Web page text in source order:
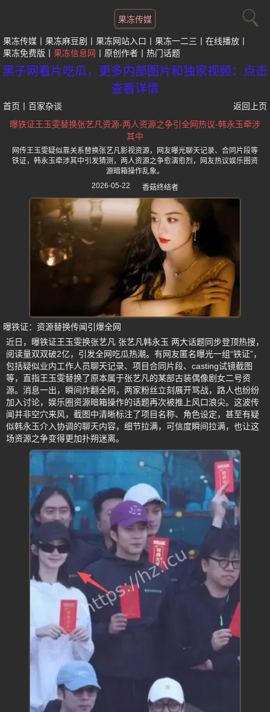
果冻传媒
果冻传媒 果冻麻豆剧 果冻网站入口 果冻一二三
在线播放
果冻免费版
果冻信息网 原创作者 热门话题
黑子网看片吃瓜，更多内部图片和独家视频：点击
查看详情
首页 百家杂谈
返回上页
曝铁证王玉雯替换张艺凡资源-两人资源之争引全网热议-韩永玉牵涉
其中
网传王玉雯疑似靠关系替换张艺凡影视资源，网友曝光聊天记录、合同片段等
铁证，韩永玉牵涉其中引发猜测，两人资源之争愈演愈烈，网友热议娱乐圈资
源暗箱操作乱象。
2026-05-22
香菇终结者
曝铁证：资源替换传闻引爆全网
近日，曝铁证王玉雯换张艺凡 张艺凡韩永玉 两大话题同步登顶热搜，
阅读量双双破2亿，引发全网吃瓜热潮。有网友匿名曝光一组“铁证”，
包括疑似业内工作人员聊天记录、项目合同片段、casting试镜截图
等，直指王玉雯替换了原本属于张艺凡的某部古装偶像剧女二号资
源。消息一出，瞬间炸翻全网，两家粉丝立刻展开骂战，路人也纷纷
加入讨论，娱乐圈资源暗箱操作的话题再次被推上风口浪尖。这波传
闻并非空穴来风，截图中清晰标注了项目名称、角色设定，甚至有疑
似韩永玉介入协调的聊天内容，细节拉满，可信度瞬间拉满，也让这
场资源之争变得更加扑朔迷离。